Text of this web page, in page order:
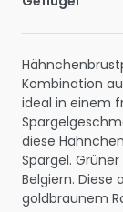
Kombination
ideal in einem
diese
Spargel.
Belgiern.
goldbraunem